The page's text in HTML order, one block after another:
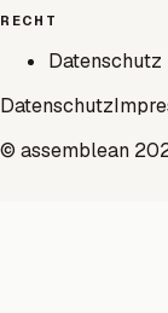
RECHT
Datenschutz
Datenschutz
© assemblean